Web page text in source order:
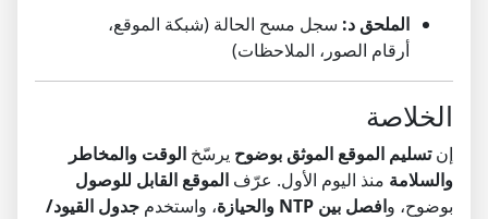
الملحق د: سجل مسح الحالة (شبكة الموقع،
أرقام الصور، الملاحظات)
الخلاصة
إنتسليم الموقع الموثق بوضوح يرسّخ الوقت والمخاطر
والسلامة منذ اليوم الأول. عرّف الموقع القابل للوصول
بوضوح، وافصل بين NTP والحيازة ، واستخدم جدول القيود/